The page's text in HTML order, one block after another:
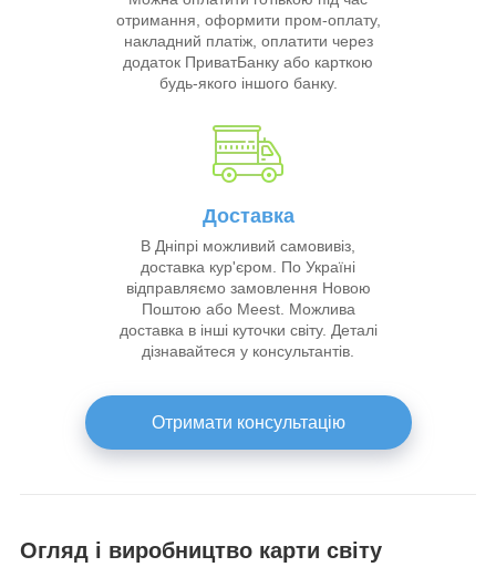
отримання, оформити пром-оплату,
накладний платіж, оплатити через
додаток ПриватБанку або карткою
будь-якого іншого банку.
Доставка
В Дніпрі можливий самовивіз,
доставка кур'єром. По Україні
відправляємо замовлення Новою
Поштою або Meest. Можлива
доставка в інші куточки світу. Деталі
дізнавайтеся у консультантів.
Отримати консультацiю
Огляд і виробництво карти світу